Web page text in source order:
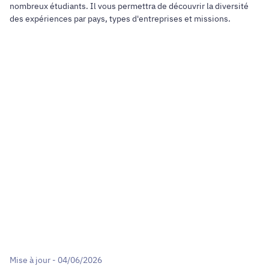
nombreux étudiants. Il vous permettra de découvrir la diversité
des expériences par pays, types d'entreprises et missions.
Mise à jour - 04/06/2026